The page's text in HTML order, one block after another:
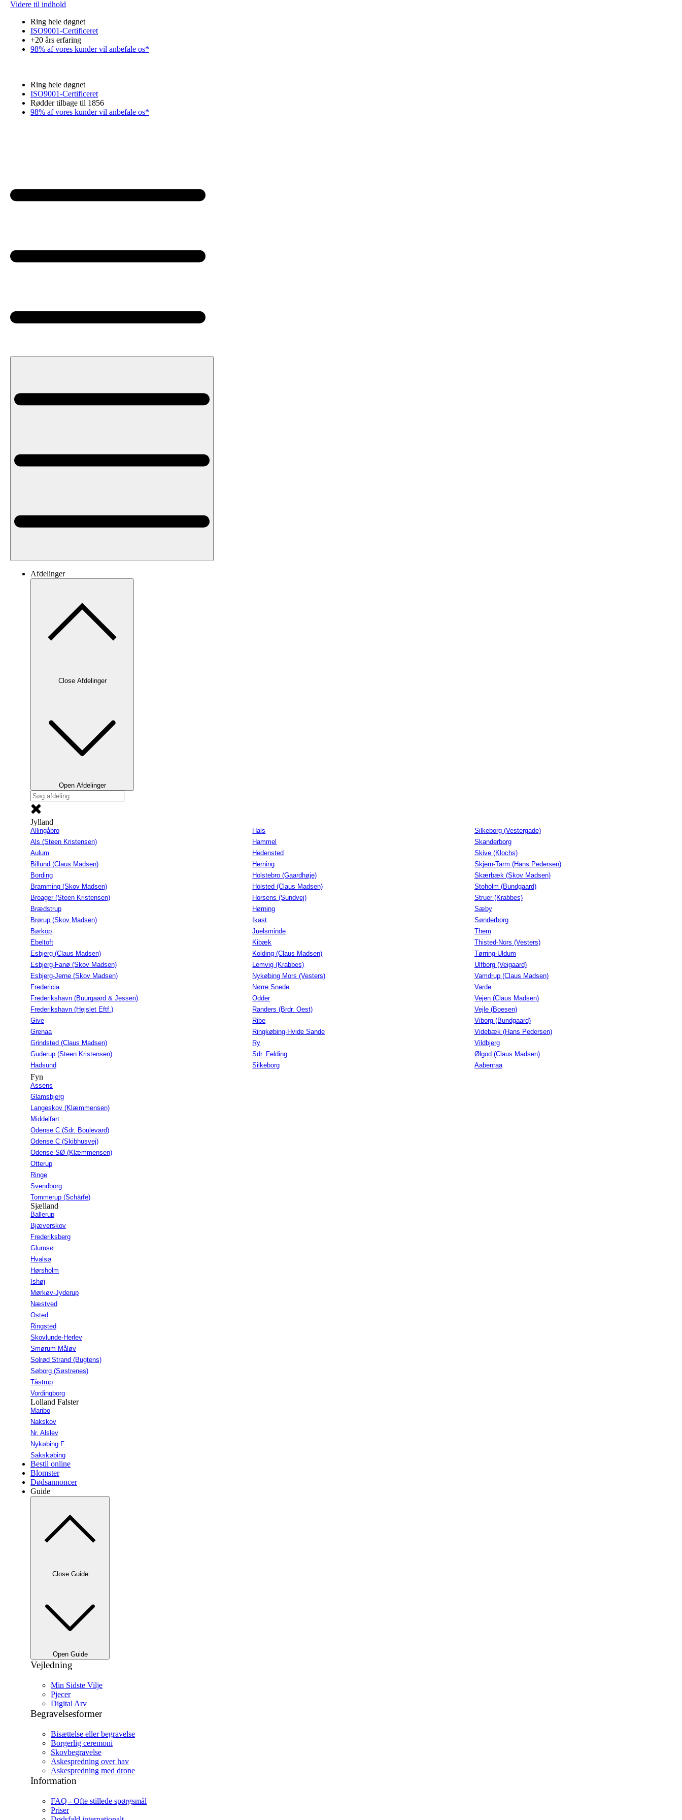
Videre til indhold
Ring hele døgnet
ISO9001-Certificeret
+20 års erfaring
98% af vores kunder vil anbefale os*
Ring hele døgnet
ISO9001-Certificeret
Rødder tilbage til 1856
98% af vores kunder vil anbefale os*
Afdelinger
Close Afdelinger
Open Afdelinger
Jylland
Allingåbro
Als (Steen Kristensen)
Aulum
Billund (Claus Madsen)
Bording
Bramming (Skov Madsen)
Broager (Steen Kristensen)
Brædstrup
Brørup (Skov Madsen)
Børkop
Ebeltoft
Esbjerg (Claus Madsen)
Esbjerg-Fanø (Skov Madsen)
Esbjerg-Jerne (Skov Madsen)
Fredericia
Frederikshavn (Buurgaard & Jessen)
Frederikshavn (Hejslet Eftf.)
Give
Grenaa
Grindsted (Claus Madsen)
Guderup (Steen Kristensen)
Hadsund
Hals
Hammel
Hedensted
Herning
Holstebro (Gaardhøje)
Holsted (Claus Madsen)
Horsens (Sundvej)
Hørning
Ikast
Juelsminde
Kibæk
Kolding (Claus Madsen)
Lemvig (Krabbes)
Nykøbing Mors (Vesters)
Nørre Snede
Odder
Randers (Brdr. Oest)
Ribe
Ringkøbing-Hvide Sande
Ry
Sdr. Felding
Silkeborg
Silkeborg (Vestergade)
Skanderborg
Skive (Klochs)
Skjern-Tarm (Hans Pedersen)
Skærbæk (Skov Madsen)
Stoholm (Bundgaard)
Struer (Krabbes)
Sæby
Sønderborg
Them
Thisted-Nors (Vesters)
Tørring-Uldum
Ulfborg (Veigaard)
Vamdrup (Claus Madsen)
Varde
Vejen (Claus Madsen)
Vejle (Boesen)
Viborg (Bundgaard)
Videbæk (Hans Pedersen)
Vildbjerg
Ølgod (Claus Madsen)
Aabenraa
Fyn
Assens
Glamsbjerg
Langeskov (Klæmmensen)
Middelfart
Odense C (Sdr. Boulevard)
Odense C (Skibhusvej)
Odense SØ (Klæmmensen)
Otterup
Ringe
Svendborg
Tommerup (Schärfe)
Sjælland
Ballerup
Bjæverskov
Frederiksberg
Glumsø
Hvalsø
Hørsholm
Ishøj
Mørkøv-Jyderup
Næstved
Osted
Ringsted
Skovlunde-Herlev
Smørum-Måløv
Solrød Strand (Bugtens)
Søborg (Søstrenes)
Tåstrup
Vordingborg
Lolland Falster
Maribo
Nakskov
Nr. Alslev
Nykøbing F.
Sakskøbing
Bestil online
Blomster
Dødsannoncer
Guide
Close Guide
Open Guide
Vejledning
Min Sidste Vilje
Pjecer
Digital Arv
Begravelsesformer
Bisættelse eller begravelse
Borgerlig ceremoni
Skovbegravelse
Askespredning over hav
Askespredning med drone
Information
FAQ - Ofte stillede spørgsmål
Priser